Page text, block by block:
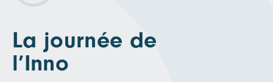
La journée de
l’Inno